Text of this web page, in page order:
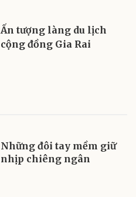
Ấn tượng làng du lịch
cộng đồng Gia Rai
Những đôi tay mềm giữ
nhịp chiêng ngân